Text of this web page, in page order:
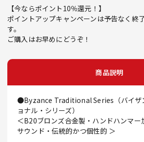
【今ならポイント10％還元！】
ポイントアップキャンペーンは予告なく終
す。
ご購入はお早めにどうぞ！
商品説明
●Byzance Traditional Series（バイザ
ョナル・シリーズ）
＜B20ブロンズ合金製・ハンドハンマー
サウンド・伝統的かつ個性的 ＞